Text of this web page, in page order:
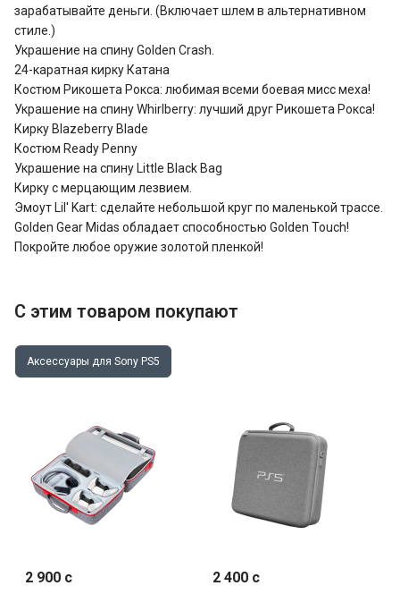
зарабатывайте деньги. (Включает шлем в альтернативном
стиле.)
Украшение на спину Golden Crash.
24-каратная кирку Катана
Костюм Рикошета Рокса: любимая всеми боевая мисс меха!
Украшение на спину Whirlberry: лучший друг Рикошета Рокса!
Кирку Blazeberry Blade
Костюм Ready Penny
Украшение на спину Little Black Bag
Кирку с мерцающим лезвием.
Эмоут Lil' Kart: сделайте небольшой круг по маленькой трассе.
Golden Gear Midas обладает способностью Golden Touch!
Покройте любое оружие золотой пленкой!
С этим товаром покупают
Аксессуары для Sony PS5
2 900 c 2 400 c